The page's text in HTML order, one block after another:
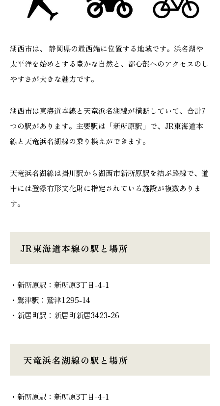
湖西市は、 静岡県の最西端に位置する地域です。浜名湖や
太平洋を始めとする豊かな自然と、都心部へのアクセスのし
やすさが大きな魅力です。
湖西市は東海道本線と天竜浜名湖線が横断していて、合計7
つの駅があります。主要駅は「新所原駅」で、JR東海道本
線と天竜浜名湖線の乗り換えができます。
天竜浜名湖線は掛川駅から湖西市新所原駅を結ぶ路線で、道
中には登録有形文化財に指定されている施設が複数ありま
す。
JR東海道本線の駅と場所
・新所原駅：新所原3丁目-4-1
・鷲津駅：鷲津1295-14
・新居町駅：新居町新居3423-26
天竜浜名湖線の駅と場所
・新所原駅：新所原3丁目-4-1